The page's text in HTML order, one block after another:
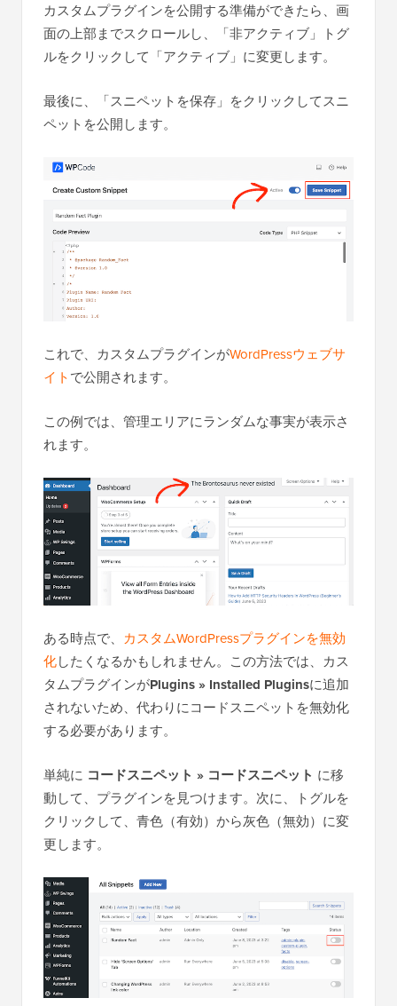
カスタムプラグインを公開する準備ができたら、画
面の上部までスクロールし、「非アクティブ」トグ
ルをクリックして「アクティブ」に変更します。
最後に、「スニペットを保存」をクリックしてスニ
ペットを公開します。
これで、カスタムプラグインがWordPressウェブサ
イトで公開されます。
この例では、管理エリアにランダムな事実が表示さ
れます。
ある時点で、 カスタムWordPressプラグインを無効
化したくなるかもしれません。この方法では、カス
タムプラグインがPlugins » Installed Pluginsに追加
されないため、代わりにコードスニペットを無効化
する必要があります。
単純に コードスニペット » コードスニペット に移
動して、プラグインを見つけます。次に、トグルを
クリックして、青色（有効）から灰色（無効）に変
更します。